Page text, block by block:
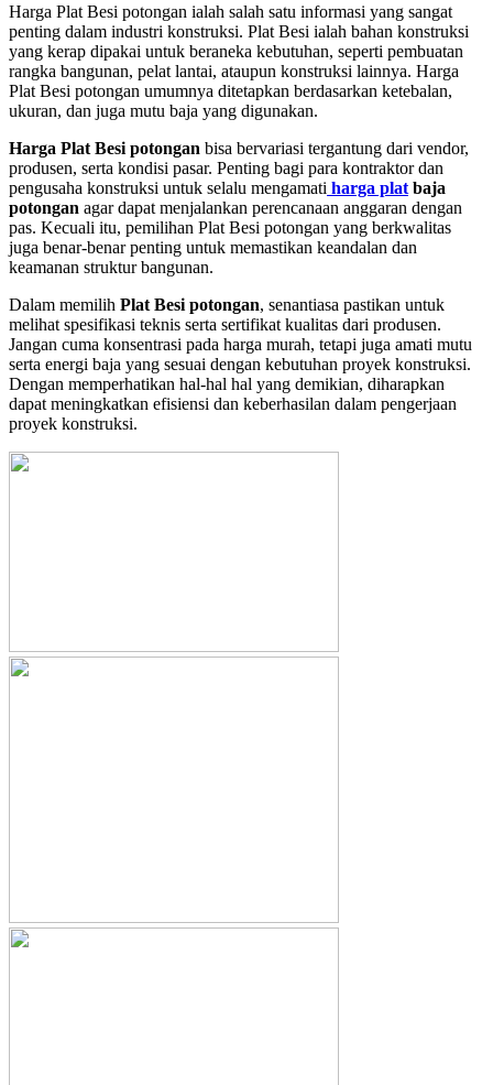
Harga Plat Besi potongan ialah salah satu informasi yang sangat
penting dalam industri konstruksi. Plat Besi ialah bahan konstruksi
yang kerap dipakai untuk beraneka kebutuhan, seperti pembuatan
rangka bangunan, pelat lantai, ataupun konstruksi lainnya. Harga
Plat Besi potongan umumnya ditetapkan berdasarkan ketebalan,
ukuran, dan juga mutu baja yang digunakan.
Harga Plat Besi potongan bisa bervariasi tergantung dari vendor,
produsen, serta kondisi pasar. Penting bagi para kontraktor dan
pengusaha konstruksi untuk selalu mengamati harga plat baja
potongan agar dapat menjalankan perencanaan anggaran dengan
pas. Kecuali itu, pemilihan Plat Besi potongan yang berkwalitas
juga benar-benar penting untuk memastikan keandalan dan
keamanan struktur bangunan.
Dalam memilih Plat Besi potongan, senantiasa pastikan untuk
melihat spesifikasi teknis serta sertifikat kualitas dari produsen.
Jangan cuma konsentrasi pada harga murah, tetapi juga amati mutu
serta energi baja yang sesuai dengan kebutuhan proyek konstruksi.
Dengan memperhatikan hal-hal hal yang demikian, diharapkan
dapat meningkatkan efisiensi dan keberhasilan dalam pengerjaan
proyek konstruksi.